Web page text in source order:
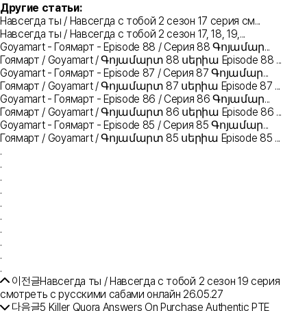
Другие статьи:
Навсегда ты / Навсегда с тобой 2 сезон 17 серия см...
Навсегда ты / Навсегда с тобой 2 сезон 17, 18, 19,...
Goyamart - Гоямарт - Episode 88 / Серия 88 Գոյամար...
Гоямарт / Goyamart / Գոյամարտ 88 սերիա Episode 88 ...
Goyamart - Гоямарт - Episode 87 / Серия 87 Գոյամար...
Гоямарт / Goyamart / Գոյամարտ 87 սերիա Episode 87 ...
Goyamart - Гоямарт - Episode 86 / Серия 86 Գոյամար...
Гоямарт / Goyamart / Գոյամարտ 86 սերիա Episode 86 ...
Goyamart - Гоямарт - Episode 85 / Серия 85 Գոյամար...
Гоямарт / Goyamart / Գոյամարտ 85 սերիա Episode 85 ...
.
.
.
.
.
.
.
.
.
.
이전글Навсегда ты / Навсегда с тобой 2 сезон 19 серия
смотреть с русскими сабами онлайн 26.05.27
다음글5 Killer Quora Answers On Purchase Authentic PTE